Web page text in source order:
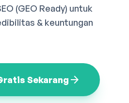
(GEO Ready) untuk
& keuntungan
Sekarang arrow_forward